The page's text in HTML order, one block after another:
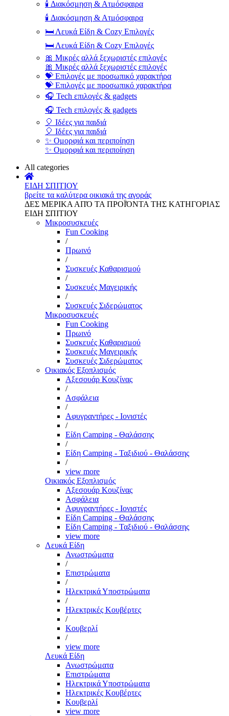
🕯️ Διακόσμηση & Ατμόσφαιρα
🕯️ Διακόσμηση & Ατμόσφαιρα
🛏️ Λευκά Είδη & Cozy Επιλογές
🛏️ Λευκά Είδη & Cozy Επιλογές
🎀 Μικρές αλλά ξεχωριστές επιλογές
🎀 Μικρές αλλά ξεχωριστές επιλογές
💝 Επιλογές με προσωπικό χαρακτήρα
💝 Επιλογές με προσωπικό χαρακτήρα
🎧 Tech επιλογές & gadgets
🎧 Tech επιλογές & gadgets
🎈 Ιδέες για παιδιά
🎈 Ιδέες για παιδιά
✨ Ομορφιά και περιποίηση
✨ Ομορφιά και περιποίηση
All categories
ΕΙΔΗ ΣΠΙΤΙΟΥ
βρείτε τα καλύτερα οικιακά της αγοράς
ΔΕΣ ΜΕΡΙΚΑ ΑΠΌ ΤΑ ΠΡΟΪΌΝΤΑ ΤΗΣ ΚΑΤΗΓΟΡΙΑΣ
ΕΙΔΗ ΣΠΙΤΙΟΥ
Μικροσυσκευές
Fun Cooking
/
Πρωινό
/
Συσκευές Καθαρισμού
/
Συσκευές Μαγειρικής
/
Συσκευές Σιδερώματος
Μικροσυσκευές
Fun Cooking
Πρωινό
Συσκευές Καθαρισμού
Συσκευές Μαγειρικής
Συσκευές Σιδερώματος
Οικιακός Εξοπλισμός
Αξεσουάρ Κουζίνας
/
Ασφάλεια
/
Αφυγραντήρες - Ιονιστές
/
Είδη Camping - Θαλάσσης
/
Είδη Camping - Ταξιδιού - Θαλάσσης
/
view more
Οικιακός Εξοπλισμός
Αξεσουάρ Κουζίνας
Ασφάλεια
Αφυγραντήρες - Ιονιστές
Είδη Camping - Θαλάσσης
Είδη Camping - Ταξιδιού - Θαλάσσης
view more
Λευκά Είδη
Ανωστρώματα
/
Επιστρώματα
/
Ηλεκτρικά Υποστρώματα
/
Ηλεκτρικές Κουβέρτες
/
Κουβερλί
/
view more
Λευκά Είδη
Ανωστρώματα
Επιστρώματα
Ηλεκτρικά Υποστρώματα
Ηλεκτρικές Κουβέρτες
Κουβερλί
view more